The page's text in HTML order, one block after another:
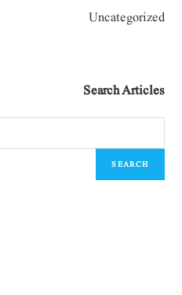
Uncategorized
Search Articles
SEARCH